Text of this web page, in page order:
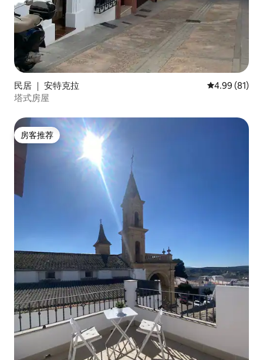
民居 ｜ 安特克拉 平均评分
4.99 (81)
塔式房屋
房客推荐
房客推荐